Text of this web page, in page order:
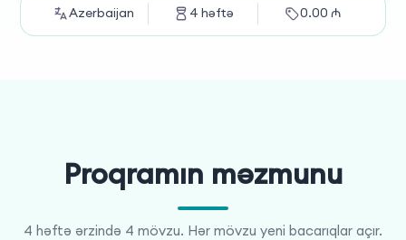
Azerbaijan 4 həftə 0.00 ₼
Proqramın məzmunu
4 həftə ərzində 4 mövzu. Hər mövzu yeni bacarıqlar açır.